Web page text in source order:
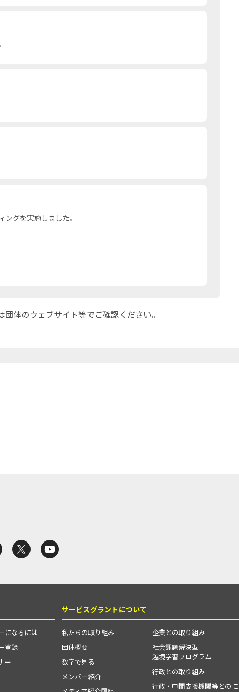
ングを実施しました。
体のウェブサイト等でご確認ください。
になるには
登録
ー
サービスグラントについて
私たちの取り組み
団体概要
数字で見る
メンバー紹介
企業との取り組み
社会課題解決型
越境学習プログラム
行政との取り組み
行政・中間支援機関等との こ